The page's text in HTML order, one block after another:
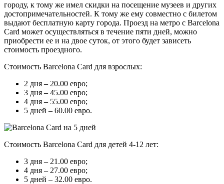
городу, к тому же имел скидки на посещение музеев и других
достопримечательностей. К тому же ему совместно с билетом
выдают бесплатную карту города. Проезд на метро с Barcelona
Card может осуществляться в течение пяти дней, можно
приобрести ее и на двое суток, от этого будет зависеть
стоимость проездного.
Стоимость Barcelona Card для взрослых:
2 дня – 20.00 евро;
3 дня – 45.00 евро;
4 дня – 55.00 евро;
5 дней – 60.00 евро.
Стоимость Barcelona Card для детей 4-12 лет:
3 дня – 21.00 евро;
4 дня – 27.00 евро;
5 дней – 32.00 евро.